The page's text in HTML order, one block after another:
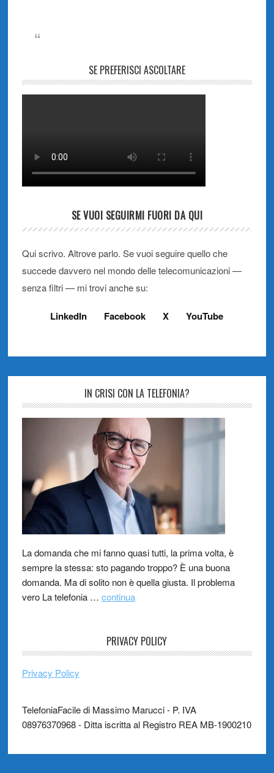
SE PREFERISCI ASCOLTARE
SE VUOI SEGUIRMI FUORI DA QUI
Qui scrivo. Altrove parlo. Se vuoi seguire quello che
succede davvero nel mondo delle telecomunicazioni —
senza filtri — mi trovi anche su:
LinkedIn Facebook X YouTube
IN CRISI CON LA TELEFONIA?
La domanda che mi fanno quasi tutti, la prima volta, è
sempre la stessa: sto pagando troppo? È una buona
domanda. Ma di solito non è quella giusta. Il problema
vero La telefonia … continua
PRIVACY POLICY
Privacy Policy
TelefoniaFacile di Massimo Marucci - P. IVA
08976370968 - Ditta iscritta al Registro REA MB-1900210